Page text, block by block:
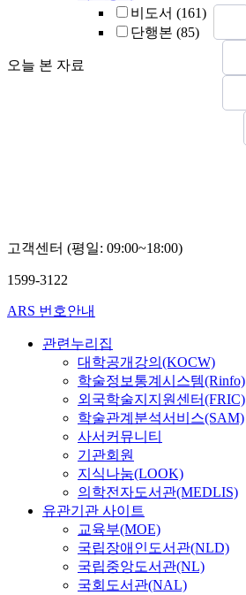
비도서 (161)
단행본 (85)
오늘 본 자료
고객센터 (평일: 09:00~18:00)
1599-3122
ARS 번호안내
관련누리집
대학공개강의(KOCW)
학술정보통계시스템(Rinfo)
외국학술지지원센터(FRIC)
학술관계분석서비스(SAM)
사서커뮤니티
기관회원
지식나눔(LOOK)
의학전자도서관(MEDLIS)
유관기관 사이트
교육부(MOE)
국립장애인도서관(NLD)
국립중앙도서관(NL)
국회도서관(NAL)